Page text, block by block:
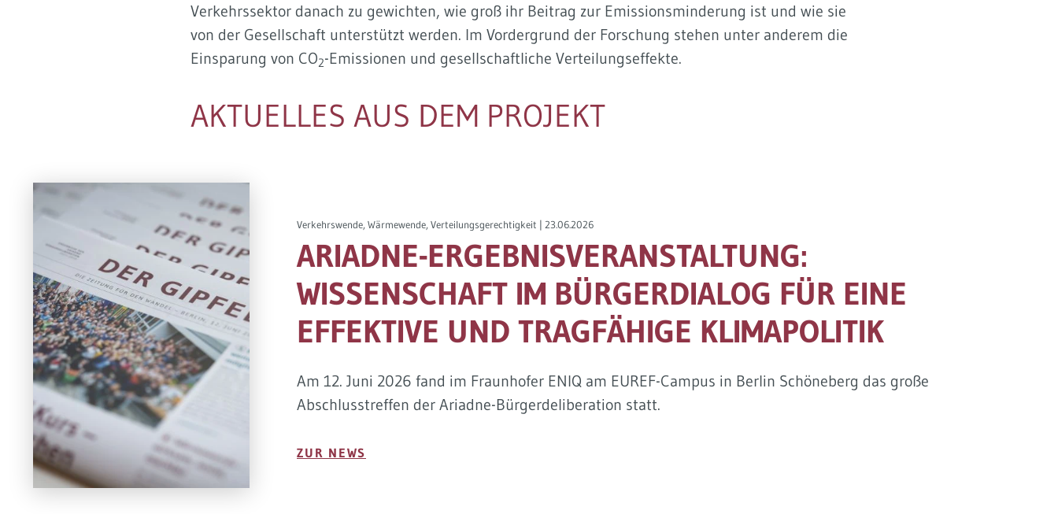
Verkehrssektor danach zu gewichten, wie groß ihr Beitrag zur Emissionsminderung ist und wie sie
von der Gesellschaft unterstützt werden. Im Vordergrund der Forschung stehen unter anderem die
Einsparung von CO2-Emissionen und gesellschaftliche Verteilungseffekte.
AKTUELLES AUS DEM PROJEKT
Verkehrswende, Wärmewende, Verteilungsgerechtigkeit | 23.06.2026
ARIADNE-ERGEBNISVERANSTALTUNG:
WISSENSCHAFT IM BÜRGERDIALOG FÜR EINE
EFFEKTIVE UND TRAGFÄHIGE KLIMAPOLITIK
Am 12. Juni 2026 fand im Fraunhofer ENIQ am EUREF-Campus in Berlin Schöneberg das große
Abschlusstreffen der Ariadne-Bürgerdeliberation statt.
ZUR NEWS